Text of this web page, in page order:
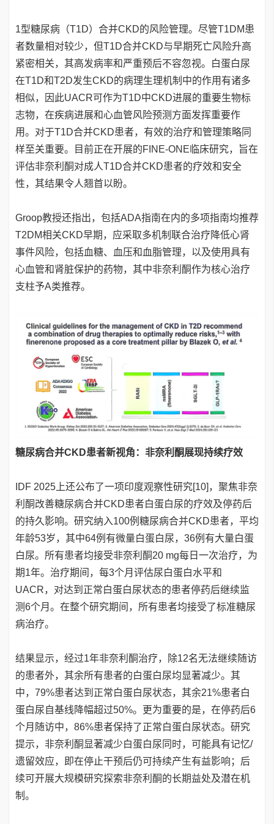
1型糖尿病（T1D）合并CKD的风险管理。尽管T1DM患
者数量相对较少，但T1D合并CKD与早期死亡风险升高
紧密相关，其高发病率和严重预后不容忽视。白蛋白尿
在T1D和T2D发生CKD的病理生理机制中的作用有诸多
相似，因此UACR可作为T1D中CKD进展的重要生物标
志物，在疾病进展和心血管风险预测方面发挥重要作
用。对于T1D合并CKD患者，有效的治疗和管理策略同
样至关重要。目前正在开展的FINE-ONE临床研究，旨在
评估非奈利酮对成人T1D合并CKD患者的疗效和安全
性，其结果令人翘首以盼。
Groop教授还指出，包括ADA指南在内的多项指南均推荐
T2DM相关CKD早期，应采取多机制联合治疗降低心肾
事件风险，包括血糖、血压和血脂管理，以及使用具有
心血管和肾脏保护的药物，其中非奈利酮作为核心治疗
支柱予A类推荐。
糖尿病合并CKD患者新视角：非奈利酮展现持续疗效
IDF 2025上还公布了一项印度观察性研究[10]，聚焦非奈
利酮改善糖尿病合并CKD患者白蛋白尿的疗效及停药后
的持久影响。研究纳入100例糖尿病合并CKD患者，平均
年龄53岁，其中64例有微量白蛋白尿，36例有大量白蛋
白尿。所有患者均接受非奈利酮20 mg每日一次治疗，为
期1年。治疗期间，每3个月评估尿白蛋白水平和
UACR，对达到正常白蛋白尿状态的患者停药后继续监
测6个月。在整个研究期间，所有患者均接受了标准糖尿
病治疗。
结果显示，经过1年非奈利酮治疗，除12名无法继续随访
的患者外，其余所有患者的白蛋白尿均显著减少。其
中，79%患者达到正常白蛋白尿状态，其余21%患者白
蛋白尿自基线降幅超过50%。更为重要的是，在停药后6
个月随访中，86%患者保持了正常白蛋白尿状态。研究
提示，非奈利酮显著减少白蛋白尿同时，可能具有记忆/
遗留效应，即在停止干预后仍可持续产生有益影响；后
续可开展大规模研究探索非奈利酮的长期益处及潜在机
制。